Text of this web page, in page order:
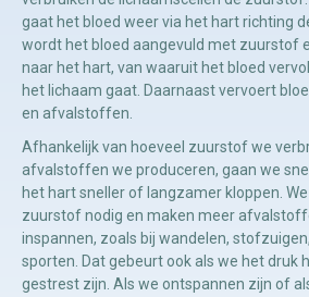
therapie
Viscerale
therapie
Craniosacraal
therapie
Fysiotherapie
gaat het bloed weer via het hart richting
wordt het bloed aangevuld met zuurstof
naar het hart, van waaruit het bloed
het lichaam gaat. Daarnaast vervoert
en afvalstoffen.
Afhankelijk van hoeveel zuurstof we
afvalstoffen we produceren, gaan we
het hart sneller of langzamer kloppen.
zuurstof nodig en maken meer
inspannen, zoals bij wandelen,
sporten. Dat gebeurt ook als we het druk
gestrest zijn. Als we ontspannen zijn of